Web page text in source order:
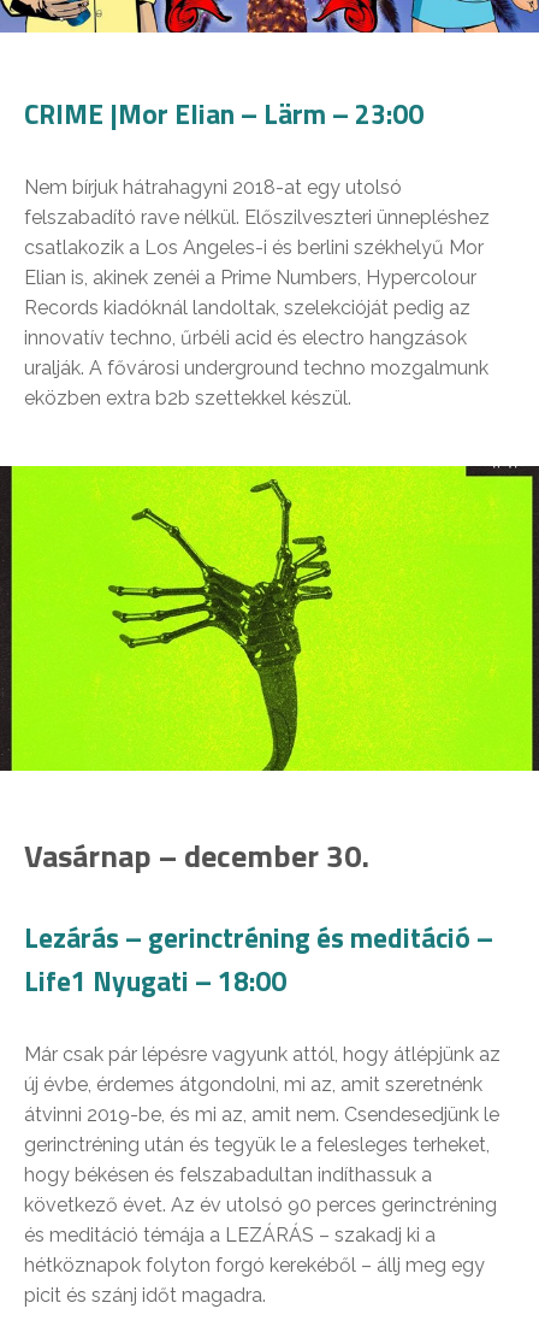
CRIME |Mor Elian – Lärm – 23:00
Nem bírjuk hátrahagyni 2018-at egy utolsó
felszabadító rave nélkül. Előszilveszteri ünnepléshez
csatlakozik a Los Angeles-i és berlini székhelyű Mor
Elian is, akinek zenéi a Prime Numbers, Hypercolour
Records kiadóknál landoltak, szelekcióját pedig az
innovatív techno, űrbéli acid és electro hangzások
uralják. A fővárosi underground techno mozgalmunk
eközben extra b2b szettekkel készül.
Vasárnap – december 30.
Lezárás – gerinctréning és meditáció –
Life1 Nyugati – 18:00
Már csak pár lépésre vagyunk attól, hogy átlépjünk az
új évbe, érdemes átgondolni, mi az, amit szeretnénk
átvinni 2019-be, és mi az, amit nem. Csendesedjünk le
gerinctréning után és tegyük le a felesleges terheket,
hogy békésen és felszabadultan indíthassuk a
következő évet. Az év utolsó 90 perces gerinctréning
és meditáció témája a LEZÁRÁS – szakadj ki a
hétköznapok folyton forgó kerekéből – állj meg egy
picit és szánj időt magadra.